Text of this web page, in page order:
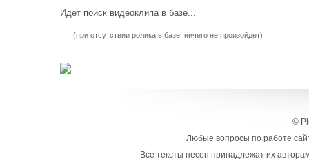
Идет поиск видеоклипа в базе...
(при отсутствии ролика в базе, ничего не произойдет)
©
Любые вопросы по работе
Все тексты песен принадлежат их